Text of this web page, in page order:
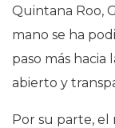
Quintana Roo,
mano se ha
paso más
abierto y
Por su parte, el